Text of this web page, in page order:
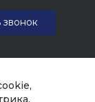
д. 39
звонок